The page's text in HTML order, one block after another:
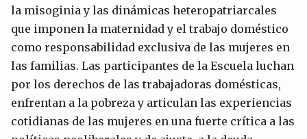
la misoginia y las dinámicas heteropatriarcales
que imponen la maternidad y el trabajo doméstico
como responsabilidad exclusiva de las mujeres en
las familias. Las participantes de la Escuela luchan
por los derechos de las trabajadoras domésticas,
enfrentan a la pobreza y articulan las experiencias
cotidianas de las mujeres en una fuerte crítica a las